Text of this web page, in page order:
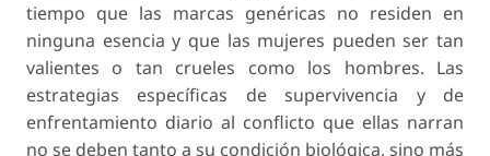
tiempo que las marcas genéricas no residen en
ninguna esencia y que las mujeres pueden ser tan
valientes o tan crueles como los hombres. Las
estrategias específicas de supervivencia y de
enfrentamiento diario al conflicto que ellas narran
no se deben tanto a su condición biológica, sino más